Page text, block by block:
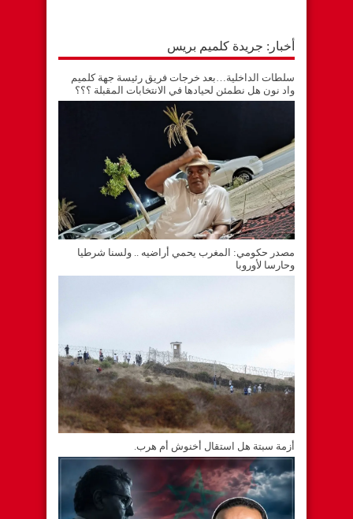
أخبار: جريدة كلميم بريس
سلطات الداخلية…بعد خرجات فريق رئيسة جهة كلميم
واد نون هل نطمئن لحيادها في الانتخابات المقبلة ؟؟؟
مصدر حكومي: المغرب يحمي أراضيه .. ولسنا شرطيا
وحارسا لأوروبا
أزمة سبتة هل استقال أخنوش أم هرب.